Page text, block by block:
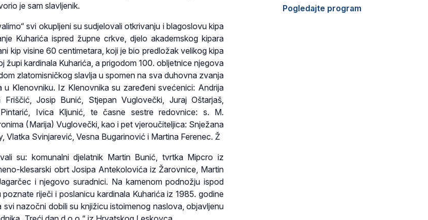
je sam slavljenik.
svi okupljeni su sudjelovali otkrivanju i blagoslovu kipa
Kuharića ispred župne crkve, djelo akademskog kipara
kip visine 60 centimetara, koji je bio predložak velikog kipa
župi kardinala Kuharića, a prigodom 100. obljetnice njegova
zlatomisničkog slavlja u spomen na sva duhovna zvanja
Klenovniku. Iz Klenovnika su zaređeni svećenici: Andrija
Josip Bunić, Stjepan Vuglovečki, Juraj Oštarjaš,
Ivica Kljunić, te časne sestre redovnice: s. M.
(Marija) Vuglovečki, kao i pet vjeroučiteljica: Snježana
Vlatka Svinjarević, Vesna Bugarinović i Martina Ferenec. Ž
su: komunalni djelatnik Martin Bunić, tvrtka Mipcro iz
klesarski obrt Josipa Antekolovića iz Žarovnice, Martin
i njegovo suradnici. Na kamenom podnožju ispod
riječi i poslanicu kardinala Kuharića iz 1985. godine
svi nazočni dobili su knjižicu istoimenog naslova, objavljenu
Pogledajte program